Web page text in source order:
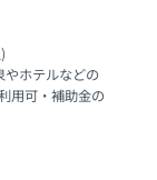
やホテルなどの
用可・補助金の